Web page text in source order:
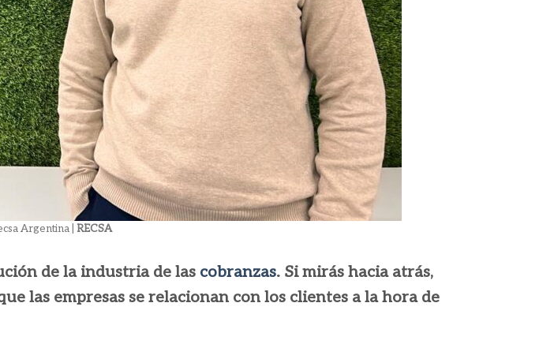
Argentina | RECSA
de la industria de las cobranzas. Si mirás hacia atrás,
las empresas se relacionan con los clientes a la hora de